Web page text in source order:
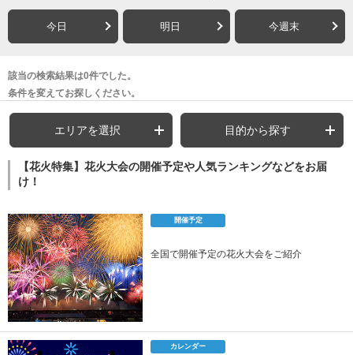
今日 明日 今週末
該当の検索結果は0件でした。
条件を変えてお探しください。
エリアを選択 目的から探す
【花火特集】花火大会の開催予定や人気ランキングなどをお届
け！
開催予定
全国で開催予定の花火大会をご紹介
カレンダー